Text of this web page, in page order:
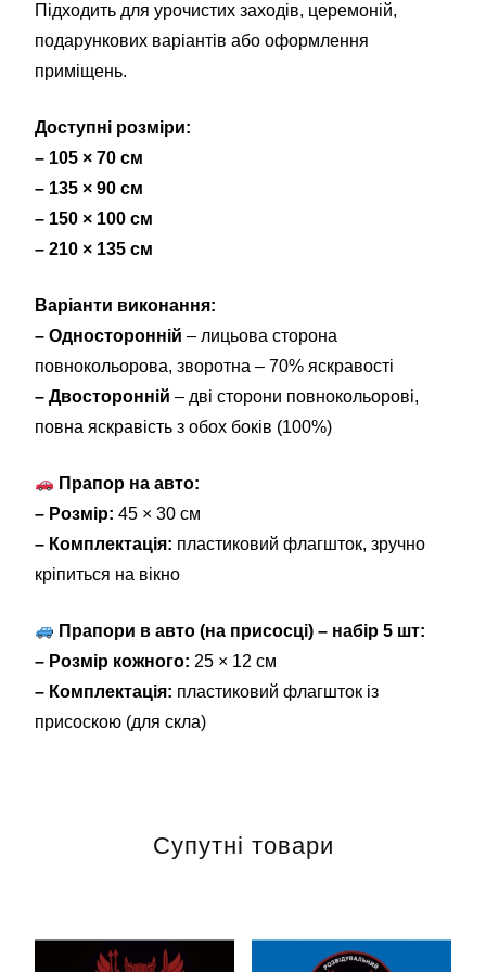
Підходить для урочистих заходів, церемоній,
подарункових варіантів або оформлення
приміщень.
Доступні розміри:
– 105 × 70 см
– 135 × 90 см
– 150 × 100 см
– 210 × 135 см
Варіанти виконання:
– Односторонній – лицьова сторона
повнокольорова, зворотна – 70% яскравості
– Двосторонній – дві сторони повнокольорові,
повна яскравість з обох боків (100%)
Прапор на авто:
– Розмір: 45 × 30 см
– Комплектація: пластиковий флагшток, зручно
кріпиться на вікно
Прапори в авто (на присосці) – набір 5 шт:
– Розмір кожного: 25 × 12 см
– Комплектація: пластиковий флагшток із
присоскою (для скла)
Супутні товари